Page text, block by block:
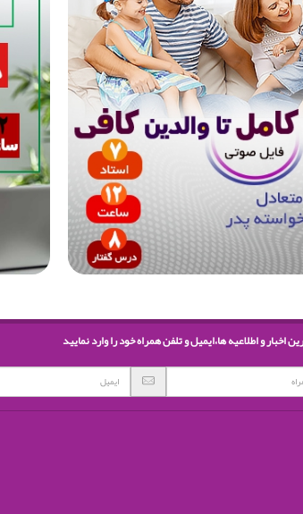
کامل تا والدین کافی
اخبار و اطلاعیه ها،ایمیل و تلفن همراه خود را وارد نمایید